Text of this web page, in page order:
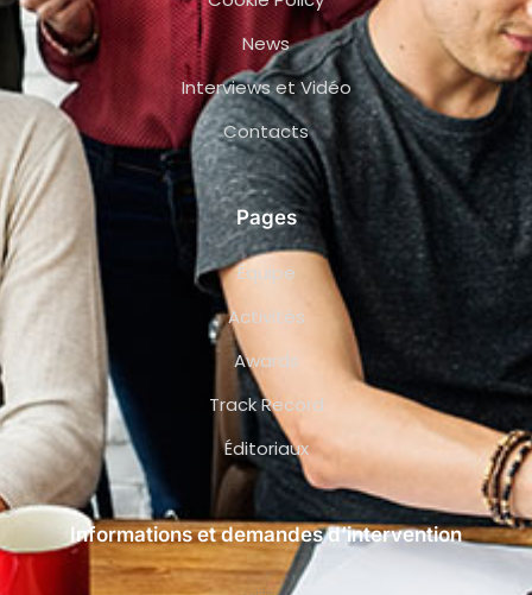
News
Interviews et Vidéo
Contacts
Pages
Équipe
Activités
Awards
Track Record
Éditoriaux
Informations et demandes d’intervention